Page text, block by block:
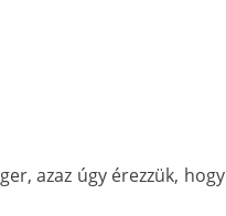
azaz úgy érezzük, hogy